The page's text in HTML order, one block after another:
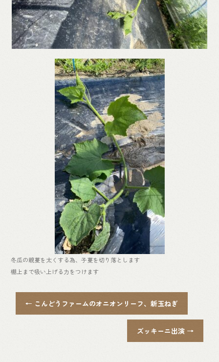
冬瓜の親蔓を太くする為、子蔓を切り落とします
棚上まで吸い上げる力をつけます
← こんどうファームのオニオンリーフ、新玉ねぎ
ズッキーニ出演 →